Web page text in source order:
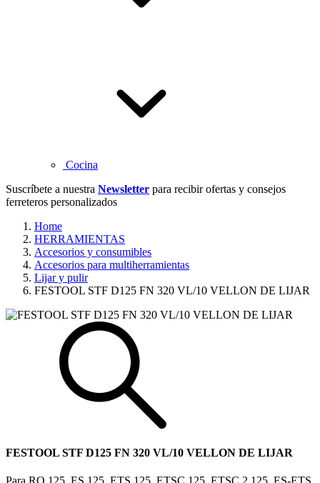
Cocina
Suscríbete a nuestra Newsletter para recibir ofertas y consejos
ferreteros personalizados
Home
HERRAMIENTAS
Accesorios y consumibles
Accesorios para multiherramientas
Lijar y pulir
FESTOOL STF D125 FN 320 VL/10 VELLON DE LIJAR
FESTOOL STF D125 FN 320 VL/10 VELLON DE LIJAR